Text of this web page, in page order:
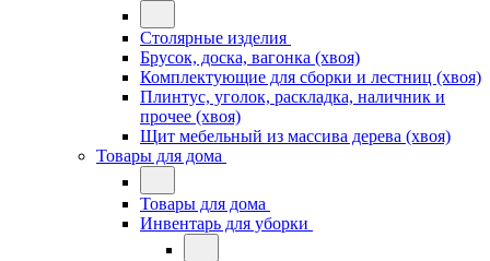
Столярные изделия
Брусок, доска, вагонка (хвоя)
Комплектующие для сборки и лестниц (хвоя)
Плинтус, уголок, раскладка, наличник и
прочее (хвоя)
Щит мебельный из массива дерева (хвоя)
Товары для дома
Товары для дома
Инвентарь для уборки